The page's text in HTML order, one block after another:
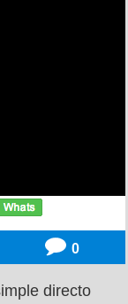
0
directo